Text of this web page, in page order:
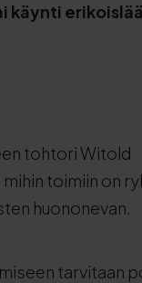
käynti
tohtori Witold
toimiin on
huononevan.
tarvitaan